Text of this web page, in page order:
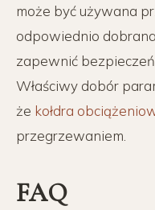
może być używana
odpowiednio
zapewnić
Właściwy dobór
że kołdra
przegrzewaniem.
FAQ